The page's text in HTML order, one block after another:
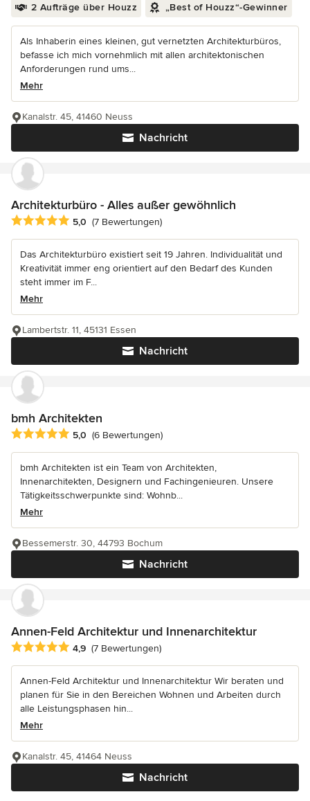
2 Aufträge über Houzz „Best of Houzz“-Gewinner
Als Inhaberin eines kleinen, gut vernetzten Architekturbüros,
befasse ich mich vornehmlich mit allen architektonischen
Anforderungen rund ums...
Mehr
Nachricht
Kanalstr. 45, 41460 Neuss
Architekturbüro - Alles außer gewöhnlich
Durchschnittliche Bewertung: 5 von 5 Sternen
5,0 (7 Bewertungen)
Das Architekturbüro existiert seit 19 Jahren. Individualität und
Kreativität immer eng orientiert auf den Bedarf des Kunden
steht immer im F...
Mehr
Nachricht
Lambertstr. 11, 45131 Essen
bmh Architekten
Durchschnittliche Bewertung: 5 von 5 Sternen
5,0 (6 Bewertungen)
bmh Architekten ist ein Team von Architekten,
Innenarchitekten, Designern und Fachingenieuren. Unsere
Tätigkeitsschwerpunkte sind: Wohnb...
Mehr
Nachricht
Bessemerstr. 30, 44793 Bochum
Annen-Feld Architektur und Innenarchitektur
Durchschnittliche Bewertung: 4.9 von 5 Sternen
4,9 (7 Bewertungen)
Annen-Feld Architektur und Innenarchitektur Wir beraten und
planen für Sie in den Bereichen Wohnen und Arbeiten durch
alle Leistungsphasen hin...
Mehr
Nachricht
Kanalstr. 45, 41464 Neuss